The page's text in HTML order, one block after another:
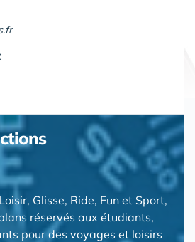
Glisse, Ride, Fun et Sport,
réservés aux étudiants,
pour des voyages et loisirs